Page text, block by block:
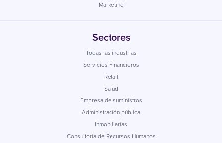
Marketing
Sectores
Todas las industrias
Servicios Financieros
Retail
Salud
Empresa de suministros
Administración pública
Inmobiliarias
Consultoría de Recursos Humanos